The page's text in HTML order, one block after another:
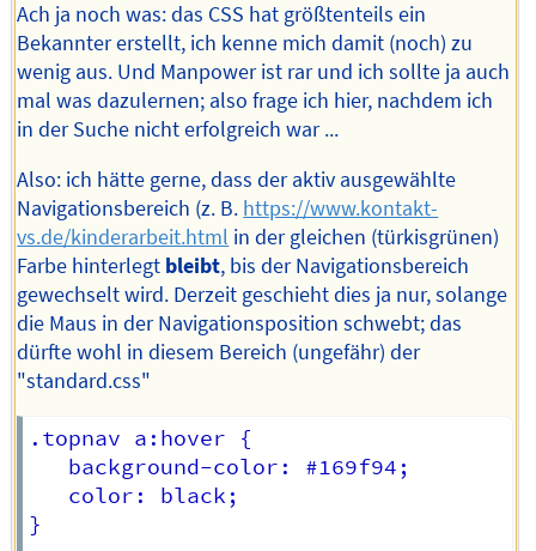
Ach ja noch was: das CSS hat größtenteils ein
Bekannter erstellt, ich kenne mich damit (noch) zu
wenig aus. Und Manpower ist rar und ich sollte ja auch
mal was dazulernen; also frage ich hier, nachdem ich
in der Suche nicht erfolgreich war ...
Also: ich hätte gerne, dass der aktiv ausgewählte
Navigationsbereich (z. B. https://www.kontakt-
vs.de/kinderarbeit.html in der gleichen (türkisgrünen)
Farbe hinterlegt bleibt, bis der Navigationsbereich
gewechselt wird. Derzeit geschieht dies ja nur, solange
die Maus in der Navigationsposition schwebt; das
dürfte wohl in diesem Bereich (ungefähr) der
"standard.css"
.topnav a:hover {
   background-color: #169f94;
   color: black;
}